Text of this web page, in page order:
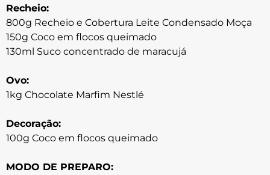
Recheio:
800g Recheio e Cobertura Leite Condensado Moça
150g Coco em flocos queimado
130ml Suco concentrado de maracujá
Ovo:
1kg Chocolate Marfim Nestlé
Decoração:
100g Coco em flocos queimado
MODO DE PREPARO: